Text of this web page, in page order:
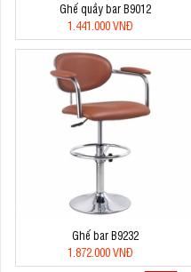
Ghế quầy bar B9012
1.441.000 VNĐ
Ghế bar B9232
1.872.000 VNĐ